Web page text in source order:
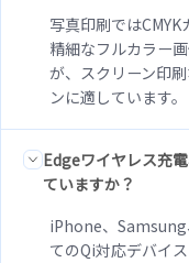
写真印刷では
精細なフルカラー
が、スクリーン印
ンに適しています。
Edgeワイヤレス充
ていますか？
iPhone、Samsung
てのQi対応デバイ